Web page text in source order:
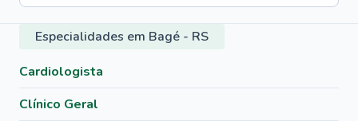
Especialidades em Bagé - RS
Cardiologista
Clínico Geral